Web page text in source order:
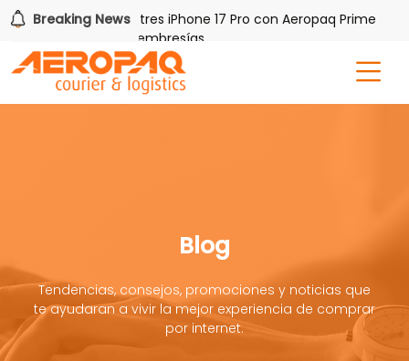
Breaking News
Gana uno de tres iPhone 17 Pro con Aeropaq Prime
nuevas membresías
Blog
Tendencias, consejos, promociones y noticias que
te ayudaran a vivir la mejor experiencia de comprar
por internet.